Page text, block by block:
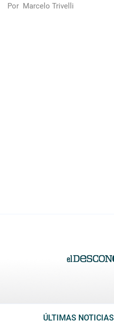
Por Marcelo Trivelli
ÚLTIMAS NOTICIAS